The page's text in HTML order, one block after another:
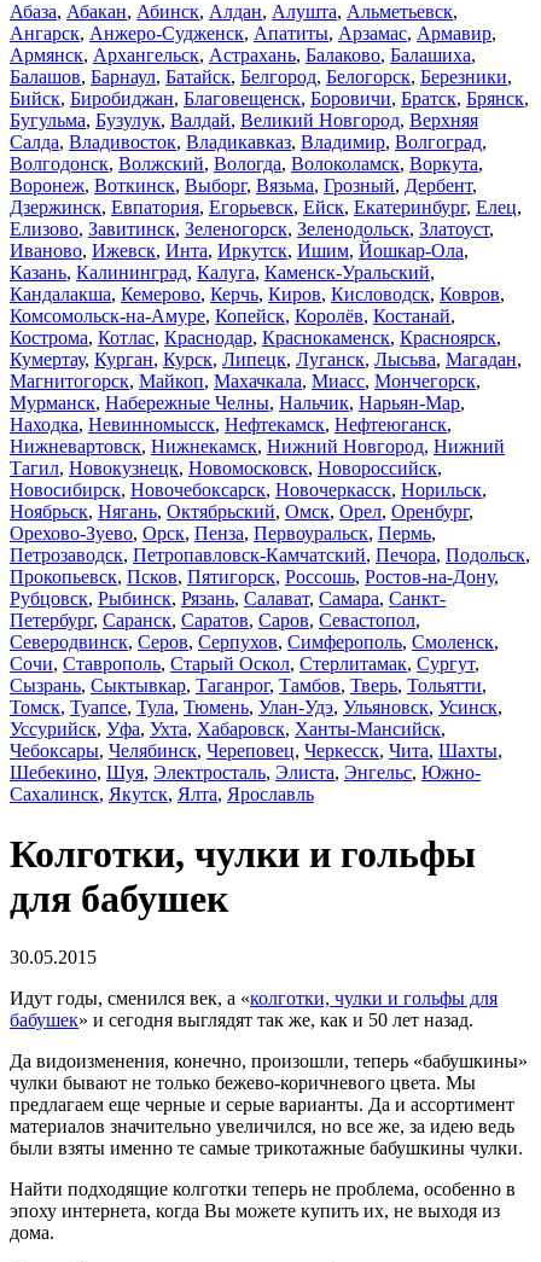
Абаза, Абакан, Абинск, Алдан, Алушта, Альметьевск,
Ангарск, Анжеро-Судженск, Апатиты, Арзамас, Армавир,
Армянск, Архангельск, Астрахань, Балаково, Балашиха,
Балашов, Барнаул, Батайск, Белгород, Белогорск, Березники,
Бийск, Биробиджан, Благовещенск, Боровичи, Братск, Брянск,
Бугульма, Бузулук, Валдай, Великий Новгород, Верхняя
Салда, Владивосток, Владикавказ, Владимир, Волгоград,
Волгодонск, Волжский, Вологда, Волоколамск, Воркута,
Воронеж, Воткинск, Выборг, Вязьма, Грозный, Дербент,
Дзержинск, Евпатория, Егорьевск, Ейск, Екатеринбург, Елец,
Елизово, Завитинск, Зеленогорск, Зеленодольск, Златоуст,
Иваново, Ижевск, Инта, Иркутск, Ишим, Йошкар-Ола,
Казань, Калининград, Калуга, Каменск-Уральский,
Кандалакша, Кемерово, Керчь, Киров, Кисловодск, Ковров,
Комсомольск-на-Амуре, Копейск, Королёв, Костанай,
Кострома, Котлас, Краснодар, Краснокаменск, Красноярск,
Кумертау, Курган, Курск, Липецк, Луганск, Лысьва, Магадан,
Магнитогорск, Майкоп, Махачкала, Миасс, Мончегорск,
Мурманск, Набережные Челны, Нальчик, Нарьян-Мар,
Находка, Невинномысск, Нефтекамск, Нефтеюганск,
Нижневартовск, Нижнекамск, Нижний Новгород, Нижний
Тагил, Новокузнецк, Новомосковск, Новороссийск,
Новосибирск, Новочебоксарск, Новочеркасск, Норильск,
Ноябрьск, Нягань, Октябрьский, Омск, Орел, Оренбург,
Орехово-Зуево, Орск, Пенза, Первоуральск, Пермь,
Петрозаводск, Петропавловск-Камчатский, Печора, Подольск,
Прокопьевск, Псков, Пятигорск, Россошь, Ростов-на-Дону,
Рубцовск, Рыбинск, Рязань, Салават, Самара, Санкт-
Петербург, Саранск, Саратов, Саров, Севастопол,
Северодвинск, Серов, Серпухов, Симферополь, Смоленск,
Сочи, Ставрополь, Старый Оскол, Стерлитамак, Сургут,
Сызрань, Сыктывкар, Таганрог, Тамбов, Тверь, Тольятти,
Томск, Туапсе, Тула, Тюмень, Улан-Удэ, Ульяновск, Усинск,
Уссурийск, Уфа, Ухта, Хабаровск, Ханты-Мансийск,
Чебоксары, Челябинск, Череповец, Черкесск, Чита, Шахты,
Шебекино, Шуя, Электросталь, Элиста, Энгельс, Южно-
Сахалинск, Якутск, Ялта, Ярославль
Колготки, чулки и гольфы
для бабушек
30.05.2015
Идут годы, сменился век, а «колготки, чулки и гольфы для
бабушек» и сегодня выглядят так же, как и 50 лет назад.
Да видоизменения, конечно, произошли, теперь «бабушкины»
чулки бывают не только бежево-коричневого цвета. Мы
предлагаем еще черные и серые варианты. Да и ассортимент
материалов значительно увеличился, но все же, за идею ведь
были взяты именно те самые трикотажные бабушкины чулки.
Найти подходящие колготки теперь не проблема, особенно в
эпоху интернета, когда Вы можете купить их, не выходя из
дома.